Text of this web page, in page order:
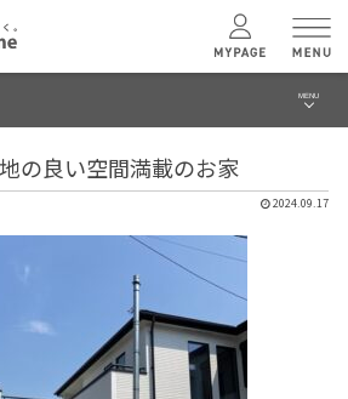
ムの特長
MENU
の良い空間満載のお家
2024.09.17